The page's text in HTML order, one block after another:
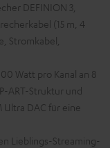
DEFINION 3,
(15 m, 4
Stromkabel,
Watt pro Kanal an 8
ART-Struktur und
Ultra DAC für eine
Lieblings-Streaming-